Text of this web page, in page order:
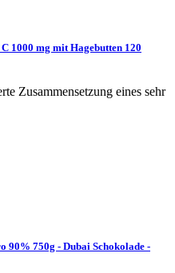
1000 mg mit Hagebutten 120
Zusammensetzung eines sehr
90% 750g - Dubai Schokolade -